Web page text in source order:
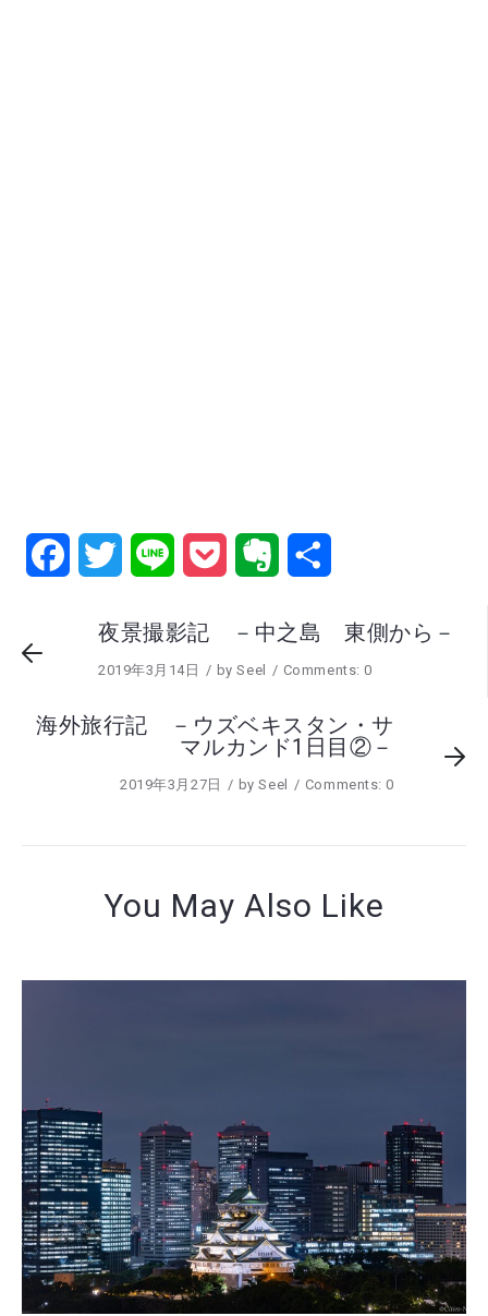
FacebookTwitter Line Pocket Evernote
夜景撮影記 －中之島 東側から－
2019年3月14日 bySeel Comments: 0
海外旅行記 －ウズベキスタン・サ
マルカンド1日目②－
2019年3月27日 bySeel Comments: 0
You May Also Like